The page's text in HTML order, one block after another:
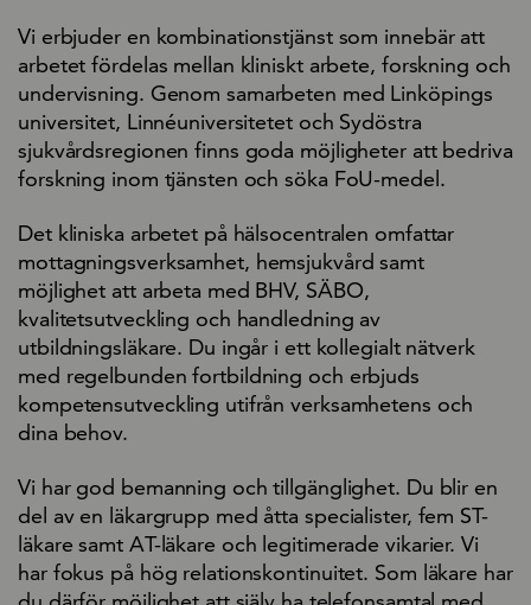
Vi erbjuder en kombinationstjänst som innebär att
arbetet fördelas mellan kliniskt arbete, forskning och
undervisning. Genom samarbeten med Linköpings
universitet, Linnéuniversitetet och Sydöstra
sjukvårdsregionen finns goda möjligheter att bedriva
forskning inom tjänsten och söka FoU-medel.
Det kliniska arbetet på hälsocentralen omfattar
mottagningsverksamhet, hemsjukvård samt
möjlighet att arbeta med BHV, SÄBO,
kvalitetsutveckling och handledning av
utbildningsläkare. Du ingår i ett kollegialt nätverk
med regelbunden fortbildning och erbjuds
kompetensutveckling utifrån verksamhetens och
dina behov.
Vi har god bemanning och tillgänglighet. Du blir en
del av en läkargrupp med åtta specialister, fem ST-
läkare samt AT-läkare och legitimerade vikarier. Vi
har fokus på hög relationskontinuitet. Som läkare har